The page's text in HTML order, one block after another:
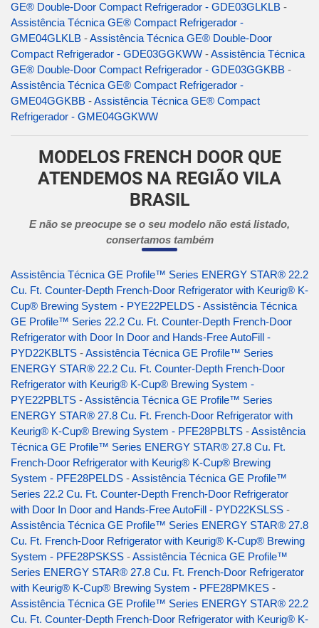
GE® Double-Door Compact Refrigerador - GDE03GLKLB -
Assistência Técnica GE® Compact Refrigerador -
GME04GLKLB -Assistência Técnica GE® Double-Door
Compact Refrigerador - GDE03GGKWW -Assistência Técnica
GE® Double-Door Compact Refrigerador - GDE03GGKBB -
Assistência Técnica GE® Compact Refrigerador -
GME04GGKBB -Assistência Técnica GE® Compact
Refrigerador - GME04GGKWW
MODELOS FRENCH DOOR QUE
ATENDEMOS NA REGIÃO VILA
BRASIL
E não se preocupe se o seu modelo não está listado,
consertamos também
Assistência Técnica GE Profile™ Series ENERGY STAR® 22.2
Cu. Ft. Counter-Depth French-Door Refrigerator with Keurig® K-
Cup® Brewing System - PYE22PELDS -Assistência Técnica
GE Profile™ Series 22.2 Cu. Ft. Counter-Depth French-Door
Refrigerator with Door In Door and Hands-Free AutoFill -
PYD22KBLTS -Assistência Técnica GE Profile™ Series
ENERGY STAR® 22.2 Cu. Ft. Counter-Depth French-Door
Refrigerator with Keurig® K-Cup® Brewing System -
PYE22PBLTS -Assistência Técnica GE Profile™ Series
ENERGY STAR® 27.8 Cu. Ft. French-Door Refrigerator with
Keurig® K-Cup® Brewing System - PFE28PBLTS -Assistência
Técnica GE Profile™ Series ENERGY STAR® 27.8 Cu. Ft.
French-Door Refrigerator with Keurig® K-Cup® Brewing
System - PFE28PELDS -Assistência Técnica GE Profile™
Series 22.2 Cu. Ft. Counter-Depth French-Door Refrigerator
with Door In Door and Hands-Free AutoFill - PYD22KSLSS -
Assistência Técnica GE Profile™ Series ENERGY STAR® 27.8
Cu. Ft. French-Door Refrigerator with Keurig® K-Cup® Brewing
System - PFE28PSKSS -Assistência Técnica GE Profile™
Series ENERGY STAR® 27.8 Cu. Ft. French-Door Refrigerator
with Keurig® K-Cup® Brewing System - PFE28PMKES -
Assistência Técnica GE Profile™ Series ENERGY STAR® 22.2
Cu. Ft. Counter-Depth French-Door Refrigerator with Keurig® K-